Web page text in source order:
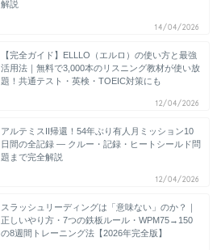
解説
14/04/2026
【完全ガイド】ELLLO（エルロ）の使い方と最強
活用法｜無料で3,000本のリスニング教材が使い放
題！共通テスト・英検・TOEIC対策にも
12/04/2026
アルテミスII帰還！54年ぶり有人月ミッション10
日間の全記録 ― クルー・記録・ヒートシールド問
題まで完全解説
12/04/2026
スラッシュリーディングは「意味ない」のか？｜
正しいやり方・7つの鉄板ルール・WPM75→150
の8週間トレーニング法【2026年完全版】